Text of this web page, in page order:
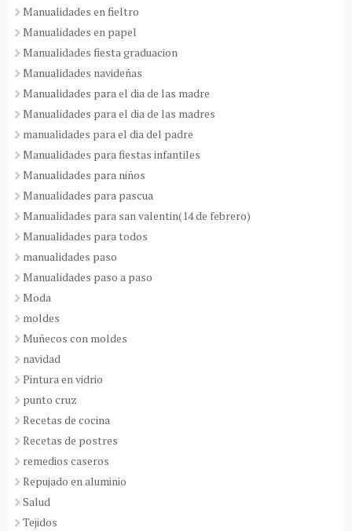
Manualidades en fieltro
Manualidades en papel
Manualidades fiesta graduacion
Manualidades navideñas
Manualidades para el dia de las madre
Manualidades para el dia de las madres
manualidades para el dia del padre
Manualidades para fiestas infantiles
Manualidades para niños
Manualidades para pascua
Manualidades para san valentin(14 de febrero)
Manualidades para todos
manualidades paso
Manualidades paso a paso
Moda
moldes
Muñecos con moldes
navidad
Pintura en vidrio
punto cruz
Recetas de cocina
Recetas de postres
remedios caseros
Repujado en aluminio
Salud
Tejidos